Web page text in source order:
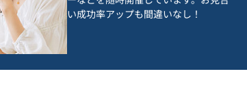
い成功率アップも間違いなし！